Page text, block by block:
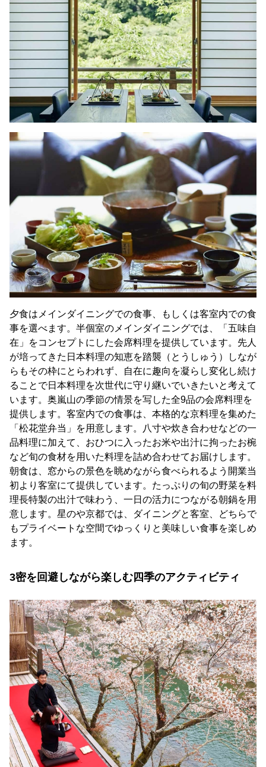
夕食はメインダイニングでの食事、もしくは客室内での食
事を選べます。半個室のメインダイニングでは、「五味自
在」をコンセプトにした会席料理を提供しています。先人
が培ってきた日本料理の知恵を踏襲（とうしゅう）しなが
らもその枠にとらわれず、自在に趣向を凝らし変化し続け
ることで日本料理を次世代に守り継いでいきたいと考えて
います。奥嵐山の季節の情景を写した全9品の会席料理を
提供します。客室内での食事は、本格的な京料理を集めた
「松花堂弁当」を用意します。八寸や炊き合わせなどの一
品料理に加えて、おひつに入ったお米や出汁に拘ったお椀
など旬の食材を用いた料理を詰め合わせてお届けします。
朝食は、窓からの景色を眺めながら食べられるよう開業当
初より客室にて提供しています。たっぷりの旬の野菜を料
理長特製の出汁で味わう、一日の活力につながる朝鍋を用
意します。星のや京都では、ダイニングと客室、どちらで
もプライベートな空間でゆっくりと美味しい食事を楽しめ
ます。
3密を回避しながら楽しむ四季のアクティビティ